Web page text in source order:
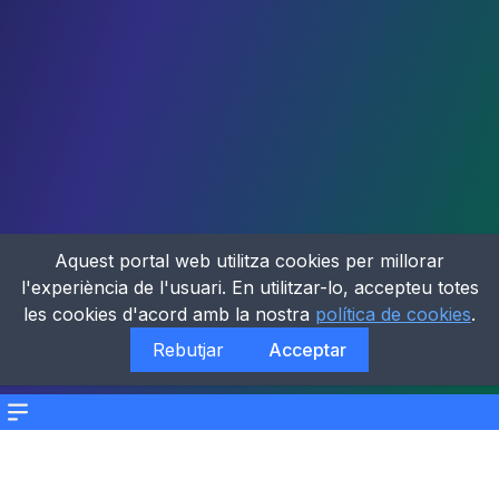
Menu
Aquest portal web utilitza cookies per millorar
l'experiència de l'usuari. En utilitzar-lo, accepteu totes
les cookies d'acord amb la nostra política de cookies.
Rebutjar
Acceptar